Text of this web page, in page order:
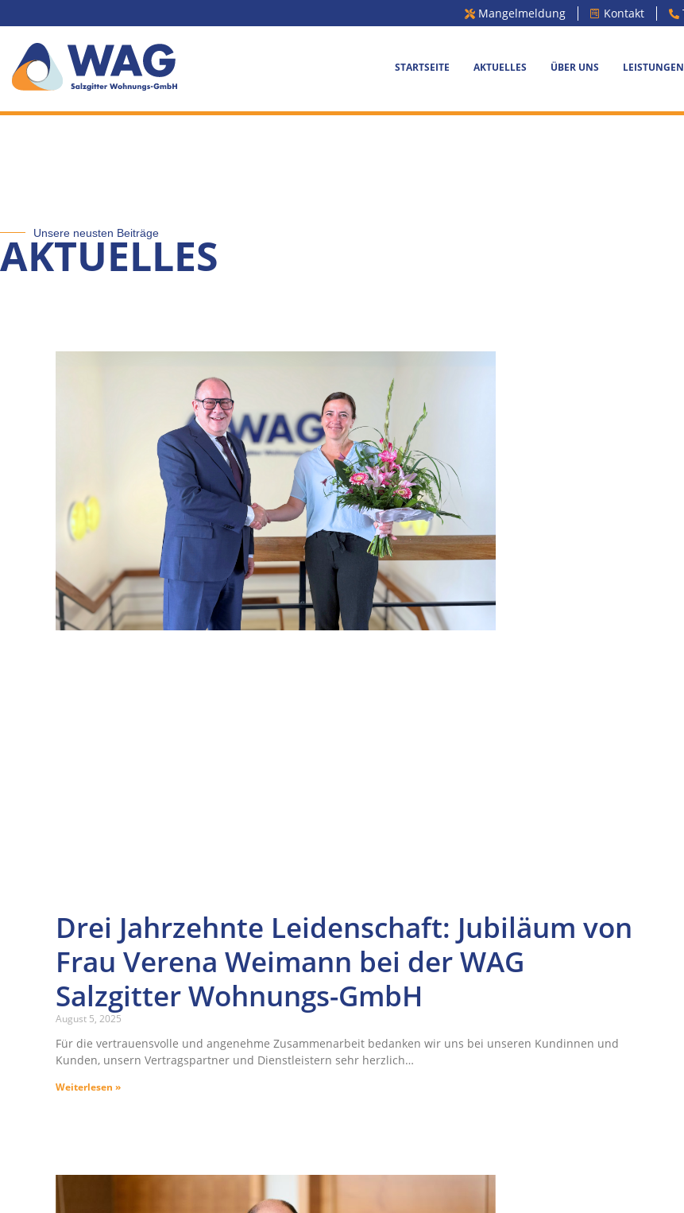
Mangelmeldung Kontakt
STARTSEITE AKTUELLES ÜBER UNS LEISTUNGEN
Unsere neusten Beiträge
AKTUELLES
Drei Jahrzehnte Leidenschaft: Jubiläum von
Frau Verena Weimann bei der WAG
Salzgitter Wohnungs-GmbH
August 5, 2025
Für die vertrauensvolle und angenehme Zusammenarbeit bedanken wir uns bei unseren Kundinnen und
Kunden, unsern Vertragspartner und Dienstleistern sehr herzlich…
Weiterlesen »